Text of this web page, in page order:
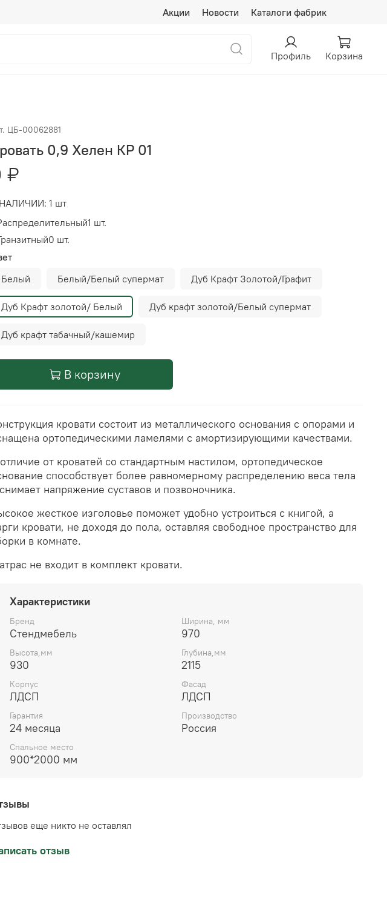
Акции Новости Каталоги фабрик
Профиль Корзина
ЦБ-00062881
0,9 Хелен КР 01
₽
1 шт
1 шт.
0 шт.
Белый
Белый/Белый супермат Дуб Крафт Золотой/Графит
Дуб Крафт золотой/ Белый Дуб крафт золотой/Белый супермат
Дуб крафт табачный/кашемир
В корзину
кровати состоит из металлического основания с опорами и
ортопедическими ламелями с амортизирующими качествами.
от кроватей со стандартным настилом, ортопедическое
способствует более равномерному распределению веса тела
напряжение суставов и позвоночника.
жесткое изголовье поможет удобно устроиться с книгой, а
кровати, не доходя до пола, оставляя свободное пространство для
в комнате.
не входит в комплект кровати.
Характеристики
Бренд
Стендмебель
Ширина, мм
970
Высота,мм
930
Глубина,мм
2115
Корпус
ЛДСП
Фасад
ЛДСП
Гарантия
24 месяца
Производство
Россия
Спальное место
900*2000 мм
еще никто не оставлял
отзыв